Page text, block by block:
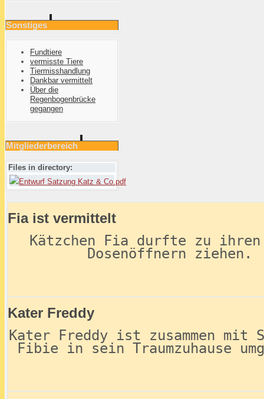
Sonstiges
Fundtiere
vermisste Tiere
Tiermisshandlung
Dankbar vermittelt
Über die
Regenbogenbrücke
gegangen
Mitgliederbereich
Files in directory:
Entwurf Satzung Katz & Co.pdf
Fia ist vermittelt
Kätzchen Fia durfte zu ihren
Dosenöffnern ziehen.
Kater Freddy
Kater Freddy ist zusammen mit
Fibie in sein Traumzuhause